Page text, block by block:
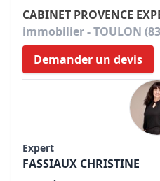
CABINET PROVENCE
immobilier - TOULON
Demander un devis
Expert
FASSIAUX CHRISTINE